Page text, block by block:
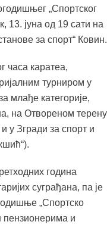
„Спортског
13. јуна од 19 сати на
за спорт“ Ковин.
часа каратеа,
турниром у
млађе категорије,
на Отвореном терену
у Згради за спорт и
година
суграђана, па је
„Спортско
пензионерима и